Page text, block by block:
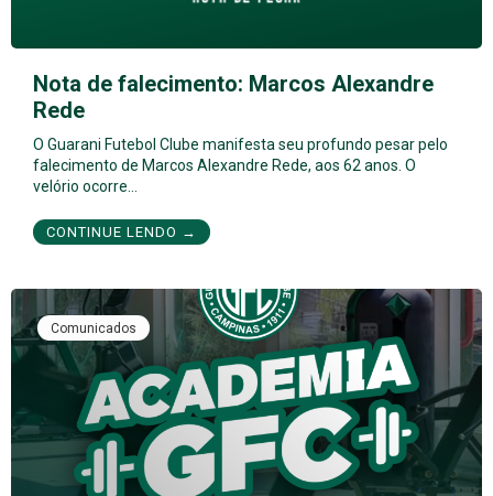
Nota de falecimento: Marcos Alexandre
Rede
O Guarani Futebol Clube manifesta seu profundo pesar pelo
falecimento de Marcos Alexandre Rede, aos 62 anos. O
velório ocorre…
CONTINUE LENDO →
Comunicados